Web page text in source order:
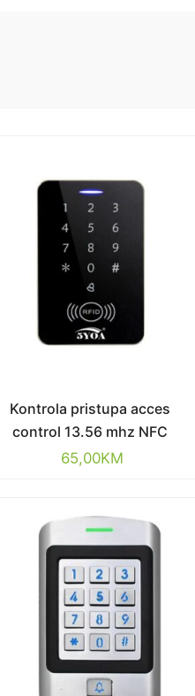
Kontrola pristupa acces
control 13.56 mhz NFC
65,00KM